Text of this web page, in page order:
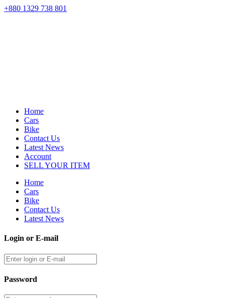
+880 1329 738 801
Home
Cars
Bike
Contact Us
Latest News
Account
SELL YOUR ITEM
Home
Cars
Bike
Contact Us
Latest News
Login or E-mail
Password